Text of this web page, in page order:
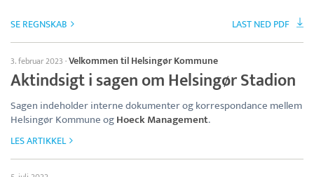
SE REGNSKAB LAST NED PDF
3. februar 2023 ·Velkommen til Helsingør Kommune
Aktindsigt i sagen om Helsingør Stadion
Sagen indeholder interne dokumenter og korrespondance mellem
Helsingør Kommune ogHoeck Management.
LES ARTIKKEL